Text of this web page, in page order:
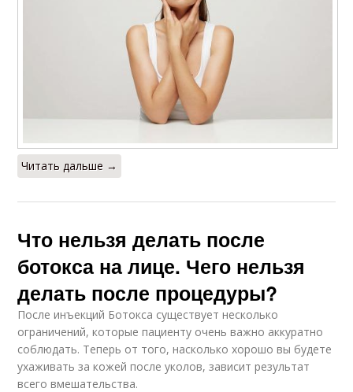
Читать дальше →
Что нельзя делать после
ботокса на лице. Чего нельзя
делать после процедуры?
После инъекций Ботокса существует несколько
ограничений, которые пациенту очень важно аккуратно
соблюдать. Теперь от того, насколько хорошо вы будете
ухаживать за кожей после уколов, зависит результат
всего вмешательства.